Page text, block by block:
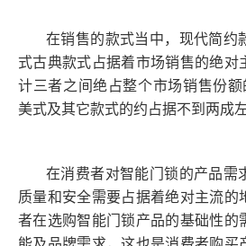
在销售的款式当中，现代简约
式古典款式占据着市场销售的绝对
计三者之间绝占整个市场销售份
美式及其它款式的约占据不到两成
在消费者对智能门锁的产品需
质量和安全需要占据着绝对主流的
者在选购智能门锁产品的基础性的